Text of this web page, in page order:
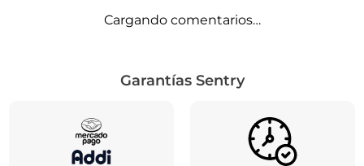
Cargando comentarios…
Garantías Sentry